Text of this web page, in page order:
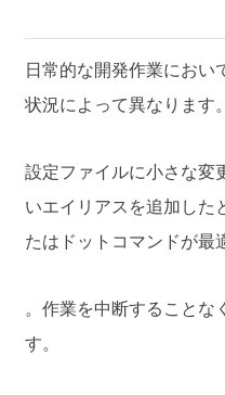
日常的な開発作業におい
状況によって異なります。
設定ファイルに小さな変
いエイリアスを追加した
たはドットコマンドが最
。作業を中断することな
す。